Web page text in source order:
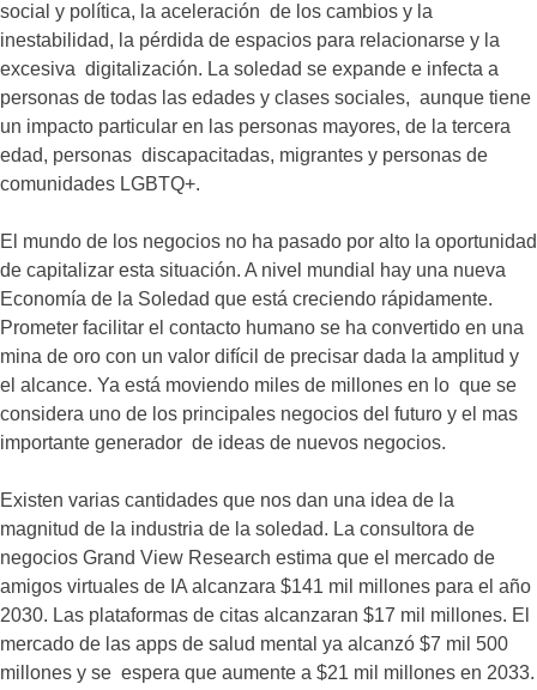
social y política, la aceleración de los cambios y la
inestabilidad, la pérdida de espacios para relacionarse y la
excesiva digitalización. La soledad se expande e infecta a
personas de todas las edades y clases sociales, aunque tiene
un impacto particular en las personas mayores, de la tercera
edad, personas discapacitadas, migrantes y personas de
comunidades LGBTQ+.
El mundo de los negocios no ha pasado por alto la oportunidad
de capitalizar esta situación. A nivel mundial hay una nueva
Economía de la Soledad que está creciendo rápidamente.
Prometer facilitar el contacto humano se ha convertido en una
mina de oro con un valor difícil de precisar dada la amplitud y
el alcance. Ya está moviendo miles de millones en lo que se
considera uno de los principales negocios del futuro y el mas
importante generador de ideas de nuevos negocios.
Existen varias cantidades que nos dan una idea de la
magnitud de la industria de la soledad. La consultora de
negocios Grand View Research estima que el mercado de
amigos virtuales de IA alcanzara $141 mil millones para el año
2030. Las plataformas de citas alcanzaran $17 mil millones. El
mercado de las apps de salud mental ya alcanzó $7 mil 500
millones y se espera que aumente a $21 mil millones en 2033.